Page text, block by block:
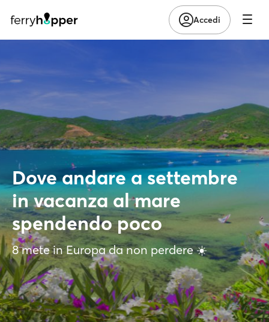
Accedi
Dove andare a settembre
in vacanza al mare
spendendo poco
8 mete in Europa da non perdere ☀️